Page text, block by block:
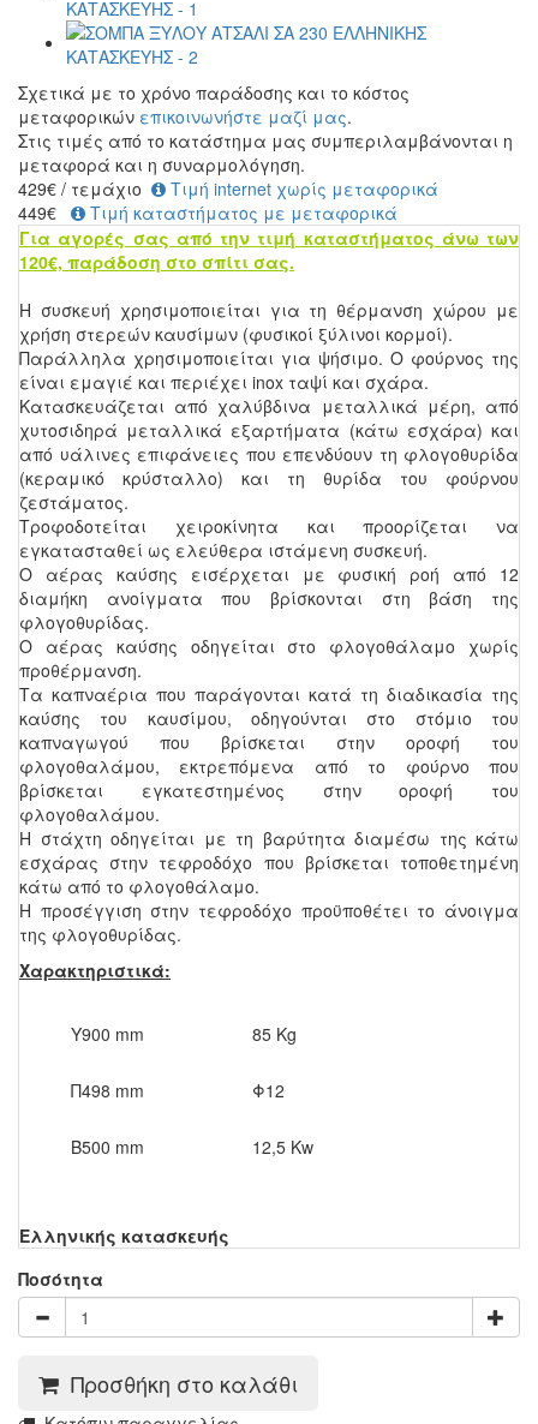
Σχετικά με το χρόνο παράδοσης και το κόστος
μεταφορικών επικοινωνήστε μαζί μας.
Στις τιμές από το κατάστημα μας συμπεριλαμβάνονται η
μεταφορά και η συναρμολόγηση.
429€ / τεμάχιο
Τιμή internet χωρίς μεταφορικά
449€
Τιμή καταστήματος με μεταφορικά
Για αγορές σας από την τιμή καταστήματος άνω των
120€, παράδοση στο σπίτι σας.
Η συσκευή χρησιμοποιείται για τη θέρμανση χώρου με
χρήση στερεών καυσίμων (φυσικοί ξύλινοι κορμοί).
Παράλληλα χρησιμοποιείται για ψήσιμο. Ο φούρνος της
είναι εμαγιέ και περιέχει inox ταψί και σχάρα.
Κατασκευάζεται από χαλύβδινα μεταλλικά μέρη, από
χυτοσιδηρά μεταλλικά εξαρτήματα (κάτω εσχάρα) και
από υάλινες επιφάνειες που επενδύουν τη φλογοθυρίδα
(κεραμικό κρύσταλλο) και τη θυρίδα του φούρνου
ζεστάματος.
Τροφοδοτείται χειροκίνητα και προορίζεται να
εγκατασταθεί ως ελεύθερα ιστάμενη συσκευή.
Ο αέρας καύσης εισέρχεται με φυσική ροή από 12
διαμήκη ανοίγματα που βρίσκονται στη βάση της
φλογοθυρίδας.
Ο αέρας καύσης οδηγείται στο φλογοθάλαμο χωρίς
προθέρμανση.
Τα καπναέρια που παράγονται κατά τη διαδικασία της
καύσης του καυσίμου, οδηγούνται στο στόμιο του
καπναγωγού που βρίσκεται στην οροφή του
φλογοθαλάμου, εκτρεπόμενα από το φούρνο που
βρίσκεται εγκατεστημένος στην οροφή του
φλογοθαλάμου.
Η στάχτη οδηγείται με τη βαρύτητα διαμέσω της κάτω
εσχάρας στην τεφροδόχο που βρίσκεται τοποθετημένη
κάτω από το φλογοθάλαμο.
Η προσέγγιση στην τεφροδόχο προϋποθέτει το άνοιγμα
της φλογοθυρίδας.
Χαρακτηριστικά:
Υ900 mm 85 Kg
Π498 mm Φ12
Β500 mm 12,5 Kw
Ελληνικής κατασκευής
Ποσότητα
Προσθήκη στο καλάθι